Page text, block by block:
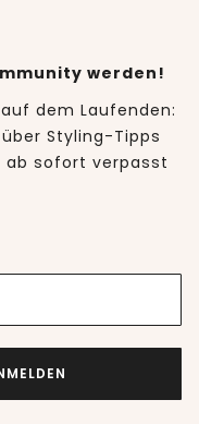
werden!
dem Laufenden:
Styling-Tipps
ab sofort verpasst